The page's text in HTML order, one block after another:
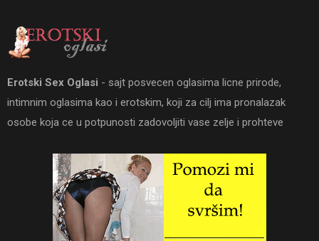
Erotski Sex Oglasi - sajt posvecen oglasima licne prirode,
intimnim oglasima kao i erotskim, koji za cilj ima pronalazak
osobe koja ce u potpunosti zadovoljiti vase zelje i prohteve